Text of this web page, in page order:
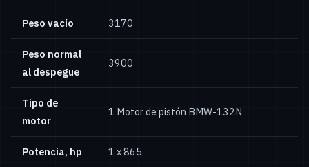
Peso vacío 3170
Peso normal
al despegue
3900
Tipo de
motor
1 Motor de pistón BMW-132N
Potencia, hp 1 x 865